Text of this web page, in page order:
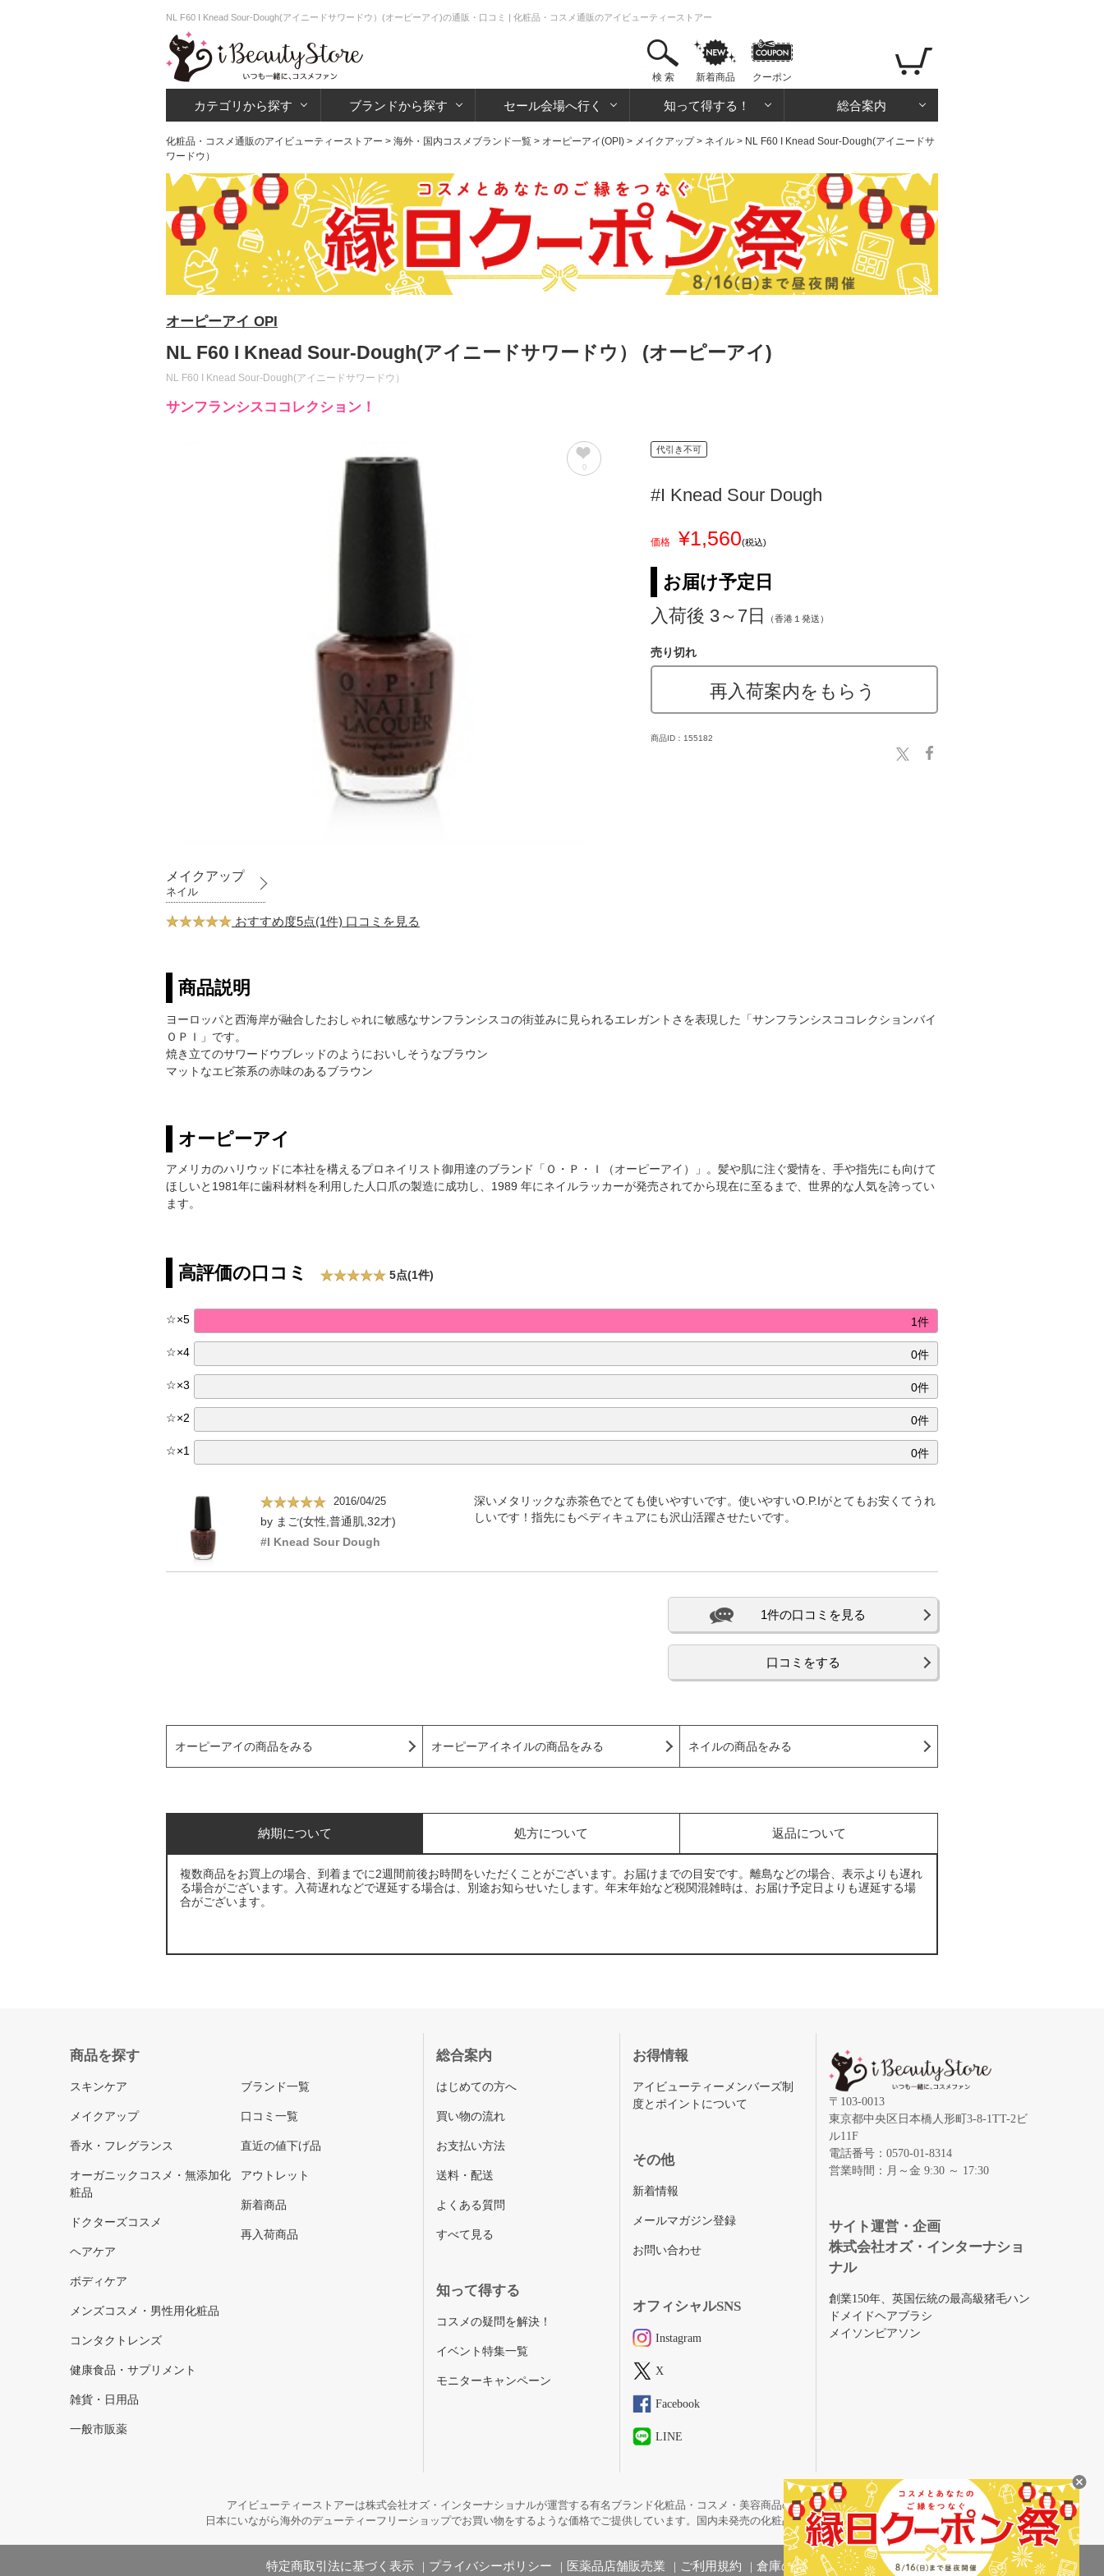
NL F60 I Knead Sour-Dough(アイニードサワードウ）(オーピーアイ)の通販・口コミ | 化粧品・コスメ通販のアイビューティーストアー
検 索 新着商品 クーポン
カテゴリから探す ブランドから探す セール会場へ行く 知って得する！ 総合案内
化粧品・コスメ通販のアイビューティーストアー > 海外・国内コスメブランド一覧 > オーピーアイ(OPI) > メイクアップ> ネイル > NL F60 I Knead Sour-Dough(アイニードサ
ワードウ）
オーピーアイ OPI
NL F60 I Knead Sour-Dough(アイニードサワードウ） (オーピーアイ)
NL F60 I Knead Sour-Dough(アイニードサワードウ）
サンフランシスココレクション！
0
メイクアップ
ネイル
おすすめ度5点(1件) 口コミを見る
代引き不可
#I Knead Sour Dough
価格 ¥1,560(税込)
お届け予定日
入荷後 3～7日
（香港１発送）
売り切れ
再入荷案内をもらう
商品ID：155182
商品説明
ヨーロッパと西海岸が融合したおしゃれに敏感なサンフランシスコの街並みに見られるエレガントさを表現した「サンフランシスココレクションバイ
ＯＰＩ」です。
焼き立てのサワードウブレッドのようにおいしそうなブラウン
マットなエビ茶系の赤味のあるブラウン
オーピーアイ
アメリカのハリウッドに本社を構えるプロネイリスト御用達のブランド「Ｏ・Ｐ・Ｉ（オーピーアイ）」。髪や肌に注ぐ愛情を、手や指先にも向けて
ほしいと1981年に歯科材料を利用した人口爪の製造に成功し、1989 年にネイルラッカーが発売されてから現在に至るまで、世界的な人気を誇ってい
ます。
高評価の口コミ 5点(1件)
☆×5 1件
☆×4 0件
☆×3 0件
☆×2 0件
☆×1 0件
2016/04/25
by まご(女性,普通肌,32才)
#I Knead Sour Dough
深いメタリックな赤茶色でとても使いやすいです。使いやすいO.P.Iがとてもお安くてうれ
しいです！指先にもペディキュアにも沢山活躍させたいです。
1件の口コミを見る
口コミをする
オーピーアイの商品をみる オーピーアイネイルの商品をみる ネイルの商品をみる
納期について 処方について 返品について
複数商品をお買上の場合、到着までに2週間前後お時間をいただくことがございます。お届けまでの目安です。離島などの場合、表示よりも遅れ
る場合がございます。入荷遅れなどで遅延する場合は、別途お知らせいたします。年末年始など税関混雑時は、お届け予定日よりも遅延する場
合がございます。
商品を探す
スキンケア
メイクアップ
香水・フレグランス
オーガニックコスメ・無添加化
粧品
ドクターズコスメ
ヘアケア
ボディケア
メンズコスメ・男性用化粧品
コンタクトレンズ
健康食品・サプリメント
雑貨・日用品
一般市販薬
ブランド一覧
口コミ一覧
直近の値下げ品
アウトレット
新着商品
再入荷商品
総合案内
はじめての方へ
買い物の流れ
お支払い方法
送料・配送
よくある質問
すべて見る
知って得する
コスメの疑問を解決！
イベント特集一覧
モニターキャンペーン
お得情報
アイビューティーメンバーズ制
度とポイントについて
その他
新着情報
メールマガジン登録
お問い合わせ
オフィシャルSNS
Instagram
X
Facebook
LINE
〒103-0013
東京都中央区日本橋人形町3-8-1TT-2ビ
ル11F
電話番号：0570-01-8314
営業時間：月～金 9:30 ～ 17:30
サイト運営・企画
株式会社オズ・インターナショ
ナル
創業150年、英国伝統の最高級猪毛ハン
ドメイドヘアブラシ
メイソンピアソン
アイビューティーストアーは株式会社オズ・インターナショナルが運営する有名ブランド化粧品・コスメ・美容商品の通販サイトです。
日本にいながら海外のデューティーフリーショップでお買い物をするような価格でご提供しています。国内未発売の化粧品も取り揃えています。
特定商取引法に基づく表示 プライバシーポリシー 医薬品店舗販売業 ご利用規約 倉庫の管理体制